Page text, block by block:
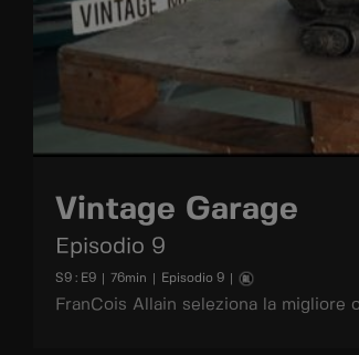
Vintage Garage
Episodio 9
S9 : E9 76min Episodio 9
FranCois Allain seleziona la